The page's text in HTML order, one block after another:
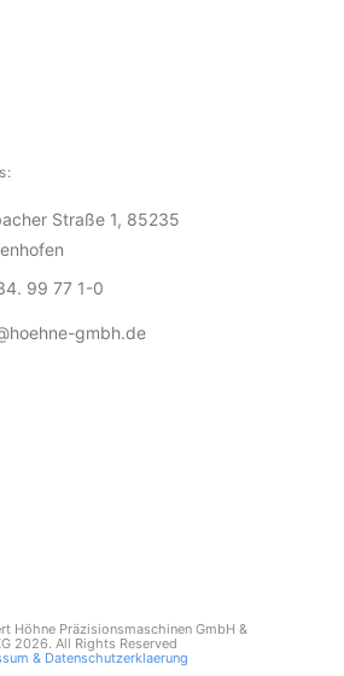
Straße 1, 85235
99 77 1-0
gmbh.de
Höhne Präzisionsmaschinen GmbH &
2026. All Rights Reserved
& Datenschutzerklaerung